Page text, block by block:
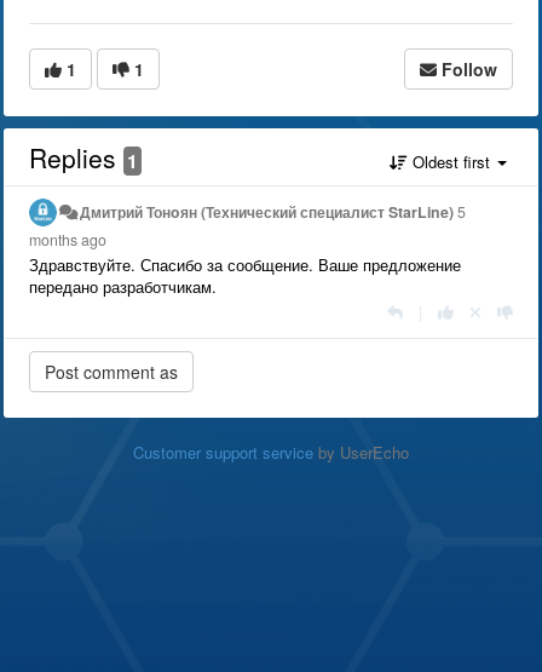
1 1 Follow
Replies 1 Oldest first
Дмитрий Тонoян (Технический специалист StarLine)5
months ago
Здравствуйте. Спасибо за сообщение. Ваше предложение
передано разработчикам.
Customer support service by UserEcho